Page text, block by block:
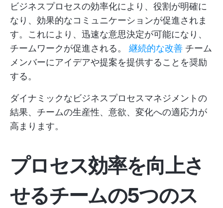
ビジネスプロセスの効率化により、役割が明確に
なり、効果的なコミュニケーションが促進されま
す。これにより、迅速な意思決定が可能になり、
チームワークが促進される。 継続的な改善 チーム
メンバーにアイデアや提案を提供することを奨励
する。
ダイナミックなビジネスプロセスマネジメントの
結果、チームの生産性、意欲、変化への適応力が
高まります。
プロセス効率を向上さ
せるチームの5つのス